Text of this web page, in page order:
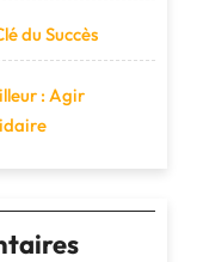
du Succès
: Agir